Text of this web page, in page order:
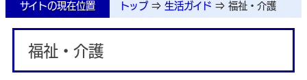
サイトの現在位置 トップ ⇒ 生活ガイド ⇒ 福祉・介護
福祉・介護